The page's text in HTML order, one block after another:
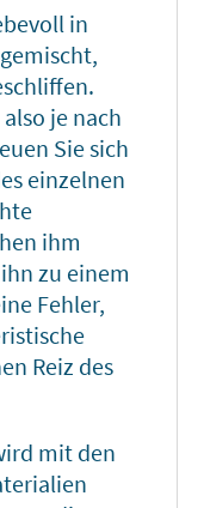
in
je nach
Sie sich
einzelnen
ihm
zu einem
Fehler,
Reiz des
mit den